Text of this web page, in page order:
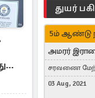
துயர்
5ம் ஆண்டு
அமரர்
சரவணை
கிழக்கு
03 Aug, 2021